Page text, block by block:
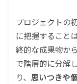
プロジェクトの
に把握すること
終的な成果物か
で階層的に分解
り、 思いつきや